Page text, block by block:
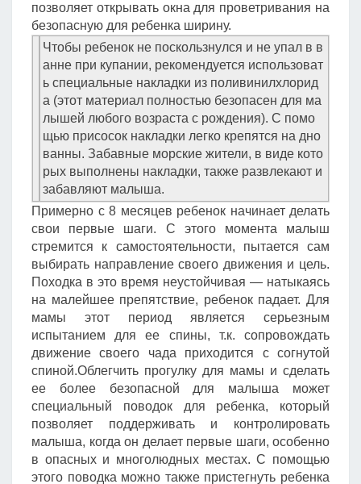
позволяет открывать окна для проветривания на
безопасную для ребенка ширину.
Чтобы ребенок не поскользнулся и не упал в в
анне при купании, рекомендуется использоват
ь специальные накладки из поливинилхлорид
а (этот материал полностью безопасен для ма
лышей любого возраста с рождения). С помо
щью присосок накладки легко крепятся на дно
ванны. Забавные морские жители, в виде кото
рых выполнены накладки, также развлекают и
забавляют малыша.
Примерно с 8 месяцев ребенок начинает делать
свои первые шаги. С этого момента малыш
стремится к самостоятельности, пытается сам
выбирать направление своего движения и цель.
Походка в это время неустойчивая — натыкаясь
на малейшее препятствие, ребенок падает. Для
мамы этот период является серьезным
испытанием для ее спины, т.к. сопровождать
движение своего чада приходится с согнутой
спиной.Облегчить прогулку для мамы и сделать
ее более безопасной для малыша может
специальный поводок для ребенка, который
позволяет поддерживать и контролировать
малыша, когда он делает первые шаги, особенно
в опасных и многолюдных местах. С помощью
этого поводка можно также пристегнуть ребенка